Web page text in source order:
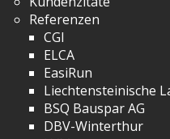
Referenzen
CGI
ELCA
EasiRun
Liechtensteinische
BSQ Bauspar AG
DBV-Winterthur